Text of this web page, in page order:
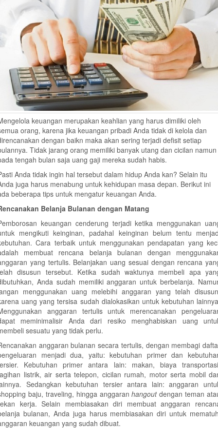
keuangan merupakan keahlian yang harus dimiliki oleh
orang, karena jika keuangan pribadi Anda tidak di kelola dan
dengan baikn maka akan sering terjadi defisit setiap
Tidak jarang orang memiliki banyak utang dan cicilan namun
tengah bulan saja uang gaji mereka sudah habis.
Anda tidak ingin hal tersebut dalam hidup Anda kan? Selain itu
juga harus menabung untuk kehidupan masa depan. Berikut ini
beberapa tips untuk mengatur keuangan Anda.
Belanja Bulanan dengan Matang
keuangan cenderung terjadi ketika menggunakan
mengikuti keinginan, padahal keinginan belum tentu
Cara terbaik untuk menggunakan pendapatan yang
membuat rencana belanja bulanan dengan
yang tertulis. Belanjakan uang sesuai dengan rencana
disusun tersebut. Ketika sudah waktunya membeli apa
Anda sudah memiliki anggaran untuk berbelanja.
menggunakan uang melebihi anggaran yang telah
uang yang tersisa sudah dialokasikan untuk kebutuhan
anggaran tertulis untuk merencanakan
meminimalisir Anda dari resiko menghabiskan uang
sesuatu yang tidak perlu.
anggaran bulanan secara tertulis, dengan membagi
menjadi dua, yaitu: kebutuhan primer dan
Kebutuhan primer antara lain: makan, biaya
listrik, air serta telepon, cicilan rumah, motor serta mobil
Sedangkan kebutuhan tersier antara lain: anggaran
baju, traveling, hingga anggaranhangoutdengan teman
kerja. Selain membiasakan diri membuat anggaran
bulanan, Anda juga harus membiasakan diri untuk
keuangan yang sudah dibuat.